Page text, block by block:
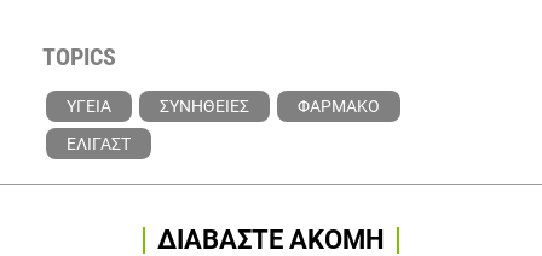
TOPICS
ΥΓΕΙΑ ΣΥΝΗΘΕΙΕΣ
ΦΑΡΜΑΚΟ
ΕΛΙΓΑΣΤ
ΔΙΑΒΑΣΤΕ ΑΚΟΜΗ